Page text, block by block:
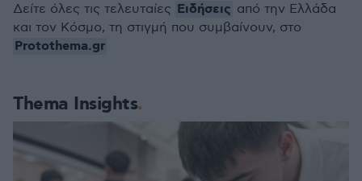
Thema Insights
Δείτε όλες τις τελευταίες Ειδήσεις από την Ελλάδα
και τον Κόσμο, τη στιγμή που συμβαίνουν, στο
Protothema.gr